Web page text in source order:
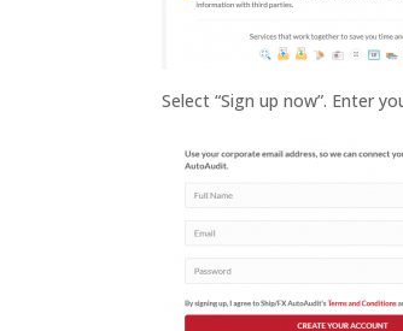
Select “Sign up now”. Enter